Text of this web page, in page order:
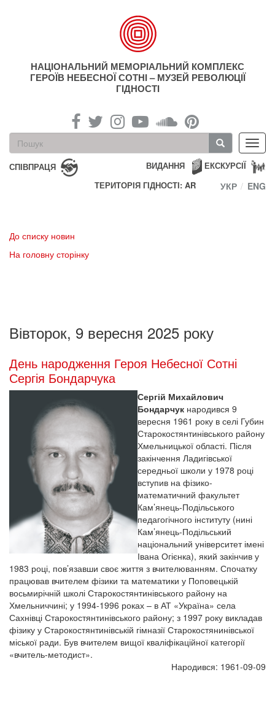
НАЦІОНАЛЬНИЙ МЕМОРІАЛЬНИЙ КОМПЛЕКС
ГЕРОЇВ НЕБЕСНОЇ СОТНІ – МУЗЕЙ РЕВОЛЮЦІЇ
ГІДНОСТІ
Пошукова
форма
Пошук
СПІВПРАЦЯ ЕКСКУРСІЇ
ВИДАННЯ
ТЕРИТОРІЯ ГІДНОСТІ: AR
УКР ENG
До списку новин
На головну сторінку
Вівторок, 9 вересня 2025 року
День народження Героя Небесної Сотні
Сергія Бондарчука
Сергій Михайлович
Бондарчук народився 9
вересня 1961 року в селі Губин
Старокостянтинівського району
Хмельницької області. Після
закінчення Ладигівської
середньої школи у 1978 році
вступив на фізико-
математичний факультет
Кам’янець-Подільського
педагогічного інституту (нині
Кам’янець-Подільський
національний університет імені
Івана Огієнка), який закінчив у
1983 році, пов’язавши своє життя з вчителюванням. Спочатку
працював вчителем фізики та математики у Поповецькій
восьмирічній школі Старокостянтинівського району на
Хмельниччині; у 1994-1996 роках – в АТ «Україна» села
Сахнівці Старокостянтинівського району; з 1997 року викладав
фізику у Старокостянтинівській гімназії Старокостянинівської
міської ради. Був вчителем вищої кваліфікаційної категорії
«вчитель-методист».
Народився: 1961-09-09